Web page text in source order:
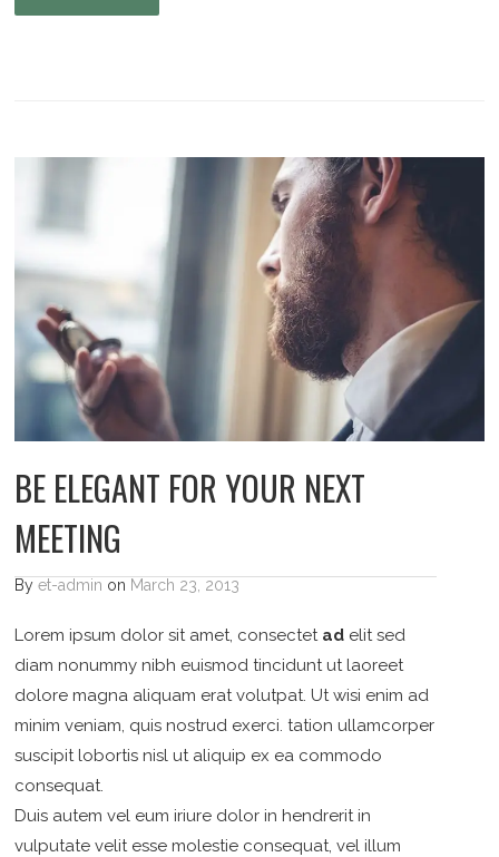
BE ELEGANT FOR YOUR NEXT
MEETING
Byet-admin on March 23, 2013
Lorem ipsum dolor sit amet, consectet ad elit sed
diam nonummy nibh euismod tincidunt ut laoreet
dolore magna aliquam erat volutpat. Ut wisi enim ad
minim veniam, quis nostrud exerci. tation ullamcorper
suscipit lobortis nisl ut aliquip ex ea commodo
consequat.
Duis autem vel eum iriure dolor in hendrerit in
vulputate velit esse molestie consequat, vel illum